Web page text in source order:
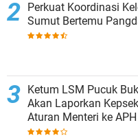
Perkuat Koordinasi
Sumut Bertemu
Ketum LSM Pucuk
Akan Laporkan
Aturan Menteri ke APH ,
Revitalisasi Sekolah